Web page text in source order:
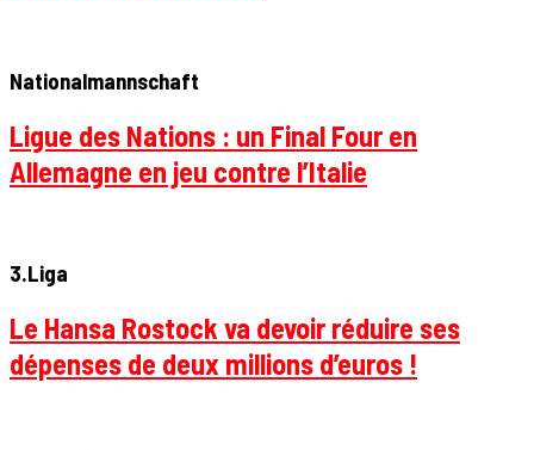
Nationalmannschaft
Ligue des Nations : un Final Four en
Allemagne en jeu contre l’Italie
3.Liga
Le Hansa Rostock va devoir réduire ses
dépenses de deux millions d’euros !